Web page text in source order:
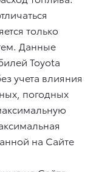
только
Данные
Toyota
учета влияния
погодных
на Сайте